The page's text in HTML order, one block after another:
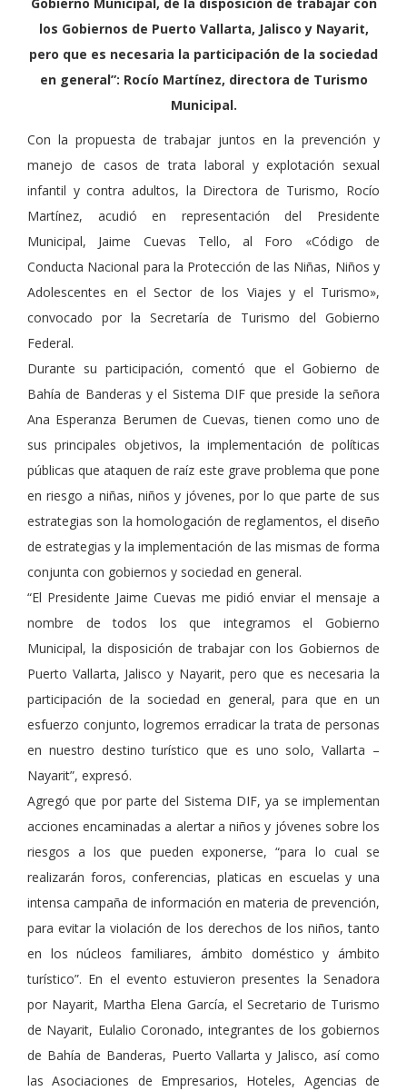
Gobierno Municipal, de la disposición de trabajar con
los Gobiernos de Puerto Vallarta, Jalisco y Nayarit,
pero que es necesaria la participación de la sociedad
en general”: Rocío Martínez, directora de Turismo
Municipal.
Con la propuesta de trabajar juntos en la prevención y
manejo de casos de trata laboral y explotación sexual
infantil y contra adultos, la Directora de Turismo, Rocío
Martínez, acudió en representación del Presidente
Municipal, Jaime Cuevas Tello, al Foro «Código de
Conducta Nacional para la Protección de las Niñas, Niños y
Adolescentes en el Sector de los Viajes y el Turismo»,
convocado por la Secretaría de Turismo del Gobierno
Federal.
Durante su participación, comentó que el Gobierno de
Bahía de Banderas y el Sistema DIF que preside la señora
Ana Esperanza Berumen de Cuevas, tienen como uno de
sus principales objetivos, la implementación de políticas
públicas que ataquen de raíz este grave problema que pone
en riesgo a niñas, niños y jóvenes, por lo que parte de sus
estrategias son la homologación de reglamentos, el diseño
de estrategias y la implementación de las mismas de forma
conjunta con gobiernos y sociedad en general.
“El Presidente Jaime Cuevas me pidió enviar el mensaje a
nombre de todos los que integramos el Gobierno
Municipal, la disposición de trabajar con los Gobiernos de
Puerto Vallarta, Jalisco y Nayarit, pero que es necesaria la
participación de la sociedad en general, para que en un
esfuerzo conjunto, logremos erradicar la trata de personas
en nuestro destino turístico que es uno solo, Vallarta –
Nayarit”, expresó.
Agregó que por parte del Sistema DIF, ya se implementan
acciones encaminadas a alertar a niños y jóvenes sobre los
riesgos a los que pueden exponerse, “para lo cual se
realizarán foros, conferencias, platicas en escuelas y una
intensa campaña de información en materia de prevención,
para evitar la violación de los derechos de los niños, tanto
en los núcleos familiares, ámbito doméstico y ámbito
turístico”. En el evento estuvieron presentes la Senadora
por Nayarit, Martha Elena García, el Secretario de Turismo
de Nayarit, Eulalio Coronado, integrantes de los gobiernos
de Bahía de Banderas, Puerto Vallarta y Jalisco, así como
las Asociaciones de Empresarios, Hoteles, Agencias de